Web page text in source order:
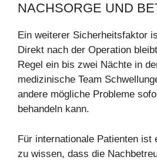
NACHSORGE UND
Ein weiterer Sicherheitsfaktor
Direkt nach der Operation
Regel ein bis zwei Nächte in
medizinische Team
andere mögliche Probleme
behandeln kann.
Für internationale Patienten ist
zu wissen, dass die